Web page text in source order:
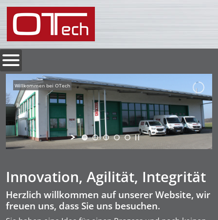
Willkommen bei OTech
Innovation, Agilität, Integrität
Herzlich willkommen auf unserer Website, wir
freuen uns, dass Sie uns besuchen.